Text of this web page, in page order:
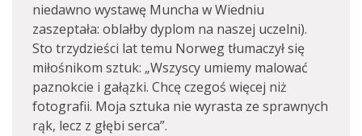
niedawno wystawę Muncha w Wiedniu
zaszeptała: oblałby dyplom na naszej uczelni).
Sto trzydzieści lat temu Norweg tłumaczył się
miłośnikom sztuk: „Wszyscy umiemy malować
paznokcie i gałązki. Chcę czegoś więcej niż
fotografii. Moja sztuka nie wyrasta ze sprawnych
rąk, lecz z głębi serca”.